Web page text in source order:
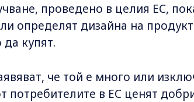
проведено в целия ЕС,
определят дизайна на
купят.
че той е много или
потребителите в ЕС ценят